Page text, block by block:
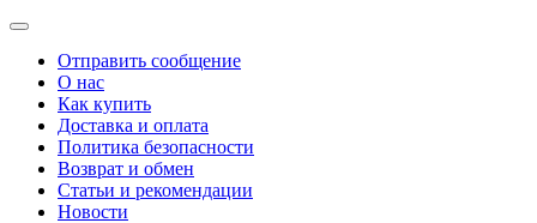
Отправить сообщение
О нас
Как купить
Доставка и оплата
Политика безопасности
Возврат и обмен
Статьи и рекомендации
Новости